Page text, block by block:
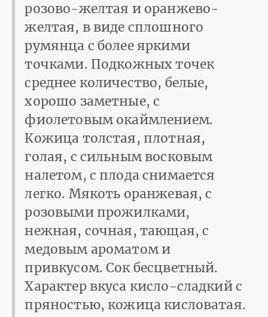
розово-желтая и оранжево-
желтая, в виде сплошного
румянца с более яркими
точками. Подкожных точек
среднее количество, белые,
хорошо заметные, с
фиолетовым окаймлением.
Кожица толстая, плотная,
голая, с сильным восковым
налетом, с плода снимается
легко. Мякоть оранжевая, с
розовыми прожилками,
нежная, сочная, тающая, с
медовым ароматом и
привкусом. Сок бесцветный.
Характер вкуса кисло-сладкий с
пряностью, кожица кисловатая.